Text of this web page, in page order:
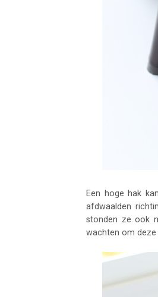
Een hoge hak
afdwaalden
stonden ze ook
wachten om deze